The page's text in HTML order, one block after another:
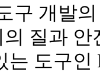
구 개발
질과
는 도구